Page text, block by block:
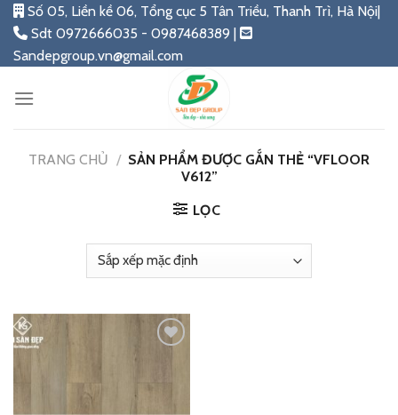
Skip
content
Số 05, Liền kề 06, Tổng cục 5 Tân Triều, Thanh Trì, Hà Nội|
Sdt 0972666035 - 0987468389 |
Sandepgroup.vn@gmail.com
TRANG CHỦ / SẢN PHẨM ĐƯỢC GẮN THẺ “VFLOOR
V612”
LỌC
wishlist